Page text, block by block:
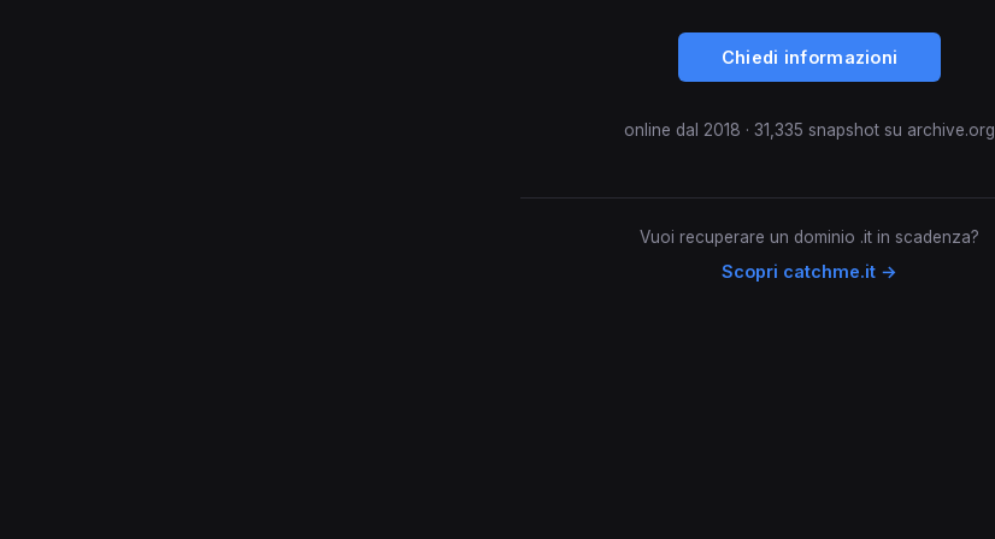
Chiedi informazioni
online dal 2018 · 31,335 snapshot su archive.org
Vuoi recuperare un dominio .it in scadenza?
Scopri catchme.it →